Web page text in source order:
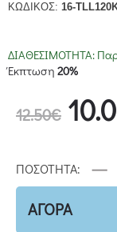
ΚΩΔΙΚΟΣ: 16-
ΔΙΑΘΕΣΙΜΟΤΗΤΑ:
Έκπτωση 20%
12.50€
ΠΟΣΟΤΗΤΑ:
ΑΓΟΡΑ